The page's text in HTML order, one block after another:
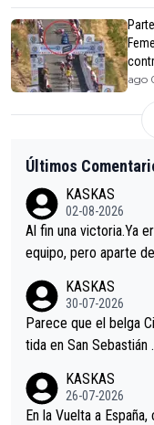
ago
Últimos
KASKAS
02-08-2026
Al fin una victoria.Ya
equipo, pero aparte
s.La única buena
astian.Si en la Vuelta
er alguna sorpresa en
KASKAS
30-07-2026
Parece que el belga
tida en San
KASKAS
26-07-2026
En la Vuelta a